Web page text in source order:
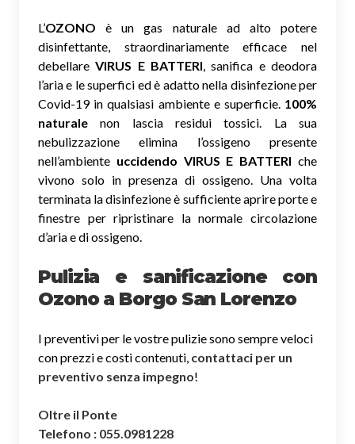
L’OZONO è un gas naturale ad alto potere
disinfettante, straordinariamente efficace nel
debellareVIRUS E BATTERI, sanifica e deodora
l’aria e le superfici ed è adatto nella disinfezione per
Covid-19 in qualsiasi ambiente e superficie. 100%
naturale non lascia residui tossici. La sua
nebulizzazione elimina l’ossigeno presente
nell’ambiente uccidendo VIRUS E BATTERI che
vivono solo in presenza di ossigeno. Una volta
terminata la disinfezione è sufficiente aprire porte e
finestre per ripristinare la normale circolazione
d’aria e di ossigeno.
Pulizia e sanificazione con
Ozono a Borgo San Lorenzo
I preventivi per le vostre pulizie sono sempre veloci
con prezzi e costi contenuti, contattaci per un
preventivo senza impegno!
Oltre il Ponte
Telefono : 055.0981228